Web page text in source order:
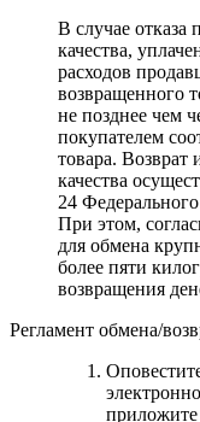
В случае отказа
качества,
расходов
возвращенного
не позднее чем
покупателем
товара. Возврат
качества
24
При этом,
для обмена
более пяти
возвращения
Регламент обмена/